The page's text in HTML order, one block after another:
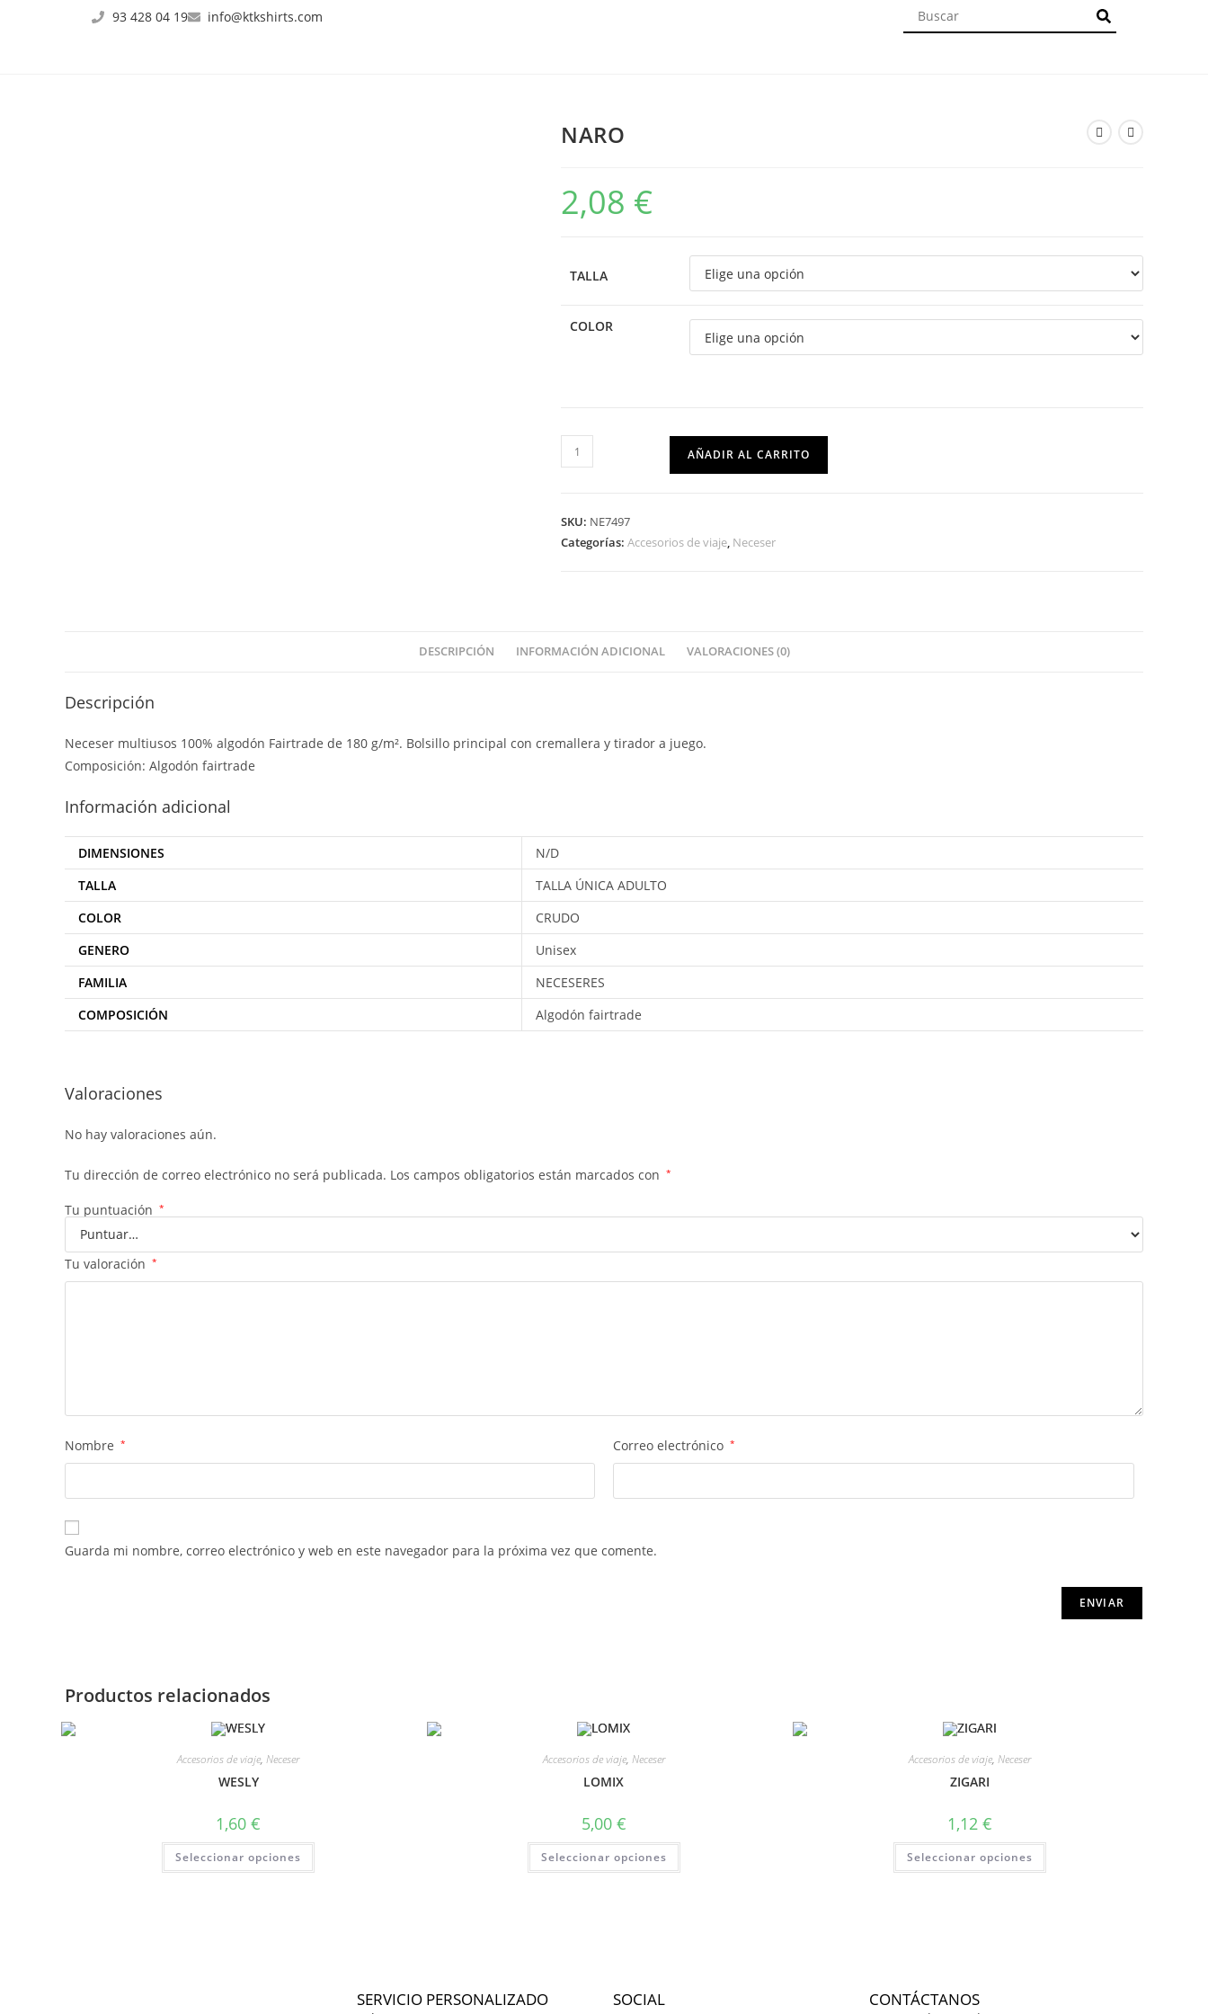
93 428 04 19 info@ktkshirts.com
NARO
2,08 €
TALLA
COLOR
AÑADIR AL CARRITO
SKU: NE7497
Categorías: Accesorios de viaje, Neceser
DESCRIPCIÓN INFORMACIÓN ADICIONAL VALORACIONES (0)
Descripción
Neceser multiusos 100% algodón Fairtrade de 180 g/m². Bolsillo principal con cremallera y tirador a juego.
Composición: Algodón fairtrade
Información adicional
DIMENSIONES
N/D
TALLA
TALLA ÚNICA ADULTO
COLOR
CRUDO
GENERO
Unisex
FAMILIA
NECESERES
COMPOSICIÓN
Algodón fairtrade
Valoraciones
No hay valoraciones aún.
Tu dirección de correo electrónico no será publicada. Los campos obligatorios están marcados con *
Tu puntuación *
Tu valoración *
Nombre * Correo electrónico *
Guarda mi nombre, correo electrónico y web en este navegador para la próxima vez que comente.
Productos relacionados
Accesorios de viaje,Neceser
WESLY
1,60€
Seleccionar opciones
Accesorios de viaje, Neceser
LOMIX
5,00 €
Seleccionar opciones
Accesorios de viaje, Neceser
ZIGARI
1,12 €
Seleccionar opciones
SERVICIO PERSONALIZADO SOCIAL CONTÁCTANOS